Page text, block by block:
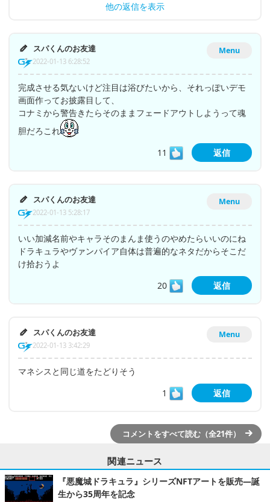
他の返信を表示
Menu
スパくんのお友達
2022-01-13 6:28:52
完成させる気ないけど注目は浴びたいから、それっぽいデモ
画面作ってお披露目して、
コナミから警告きたらそのままフェードアウトしようって魂
胆だろこれ
11
返信
Menu
スパくんのお友達
2022-01-13 5:28:17
いい加減名前やキャラそのまんま使うのやめたらいいのにね
ドラキュラやヴァンパイア自体は普遍的なネタだからそこだ
け拾おうよ
20
返信
Menu
スパくんのお友達
2022-01-13 3:42:29
マネシスと同じ道をたどりそう
1
返信
コメントをすべて読む（全21件）
関連ニュース
『悪魔城ドラキュラ』シリーズNFTアートを販売―誕
生から35周年を記念